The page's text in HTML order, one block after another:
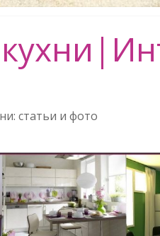
статьи и фото